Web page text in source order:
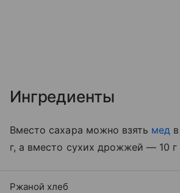
Ингредиенты
Вместо сахара можно взять мед
г, а вместо сухих дрожжей — 10 г
Ржаной хлеб